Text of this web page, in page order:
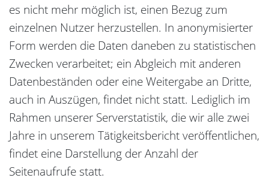
es nicht mehr möglich ist, einen Bezug zum
einzelnen Nutzer herzustellen. In anonymisierter
Form werden die Daten daneben zu statistischen
Zwecken verarbeitet; ein Abgleich mit anderen
Datenbeständen oder eine Weitergabe an Dritte,
auch in Auszügen, findet nicht statt. Lediglich im
Rahmen unserer Serverstatistik, die wir alle zwei
Jahre in unserem Tätigkeitsbericht veröffentlichen,
findet eine Darstellung der Anzahl der
Seitenaufrufe statt.